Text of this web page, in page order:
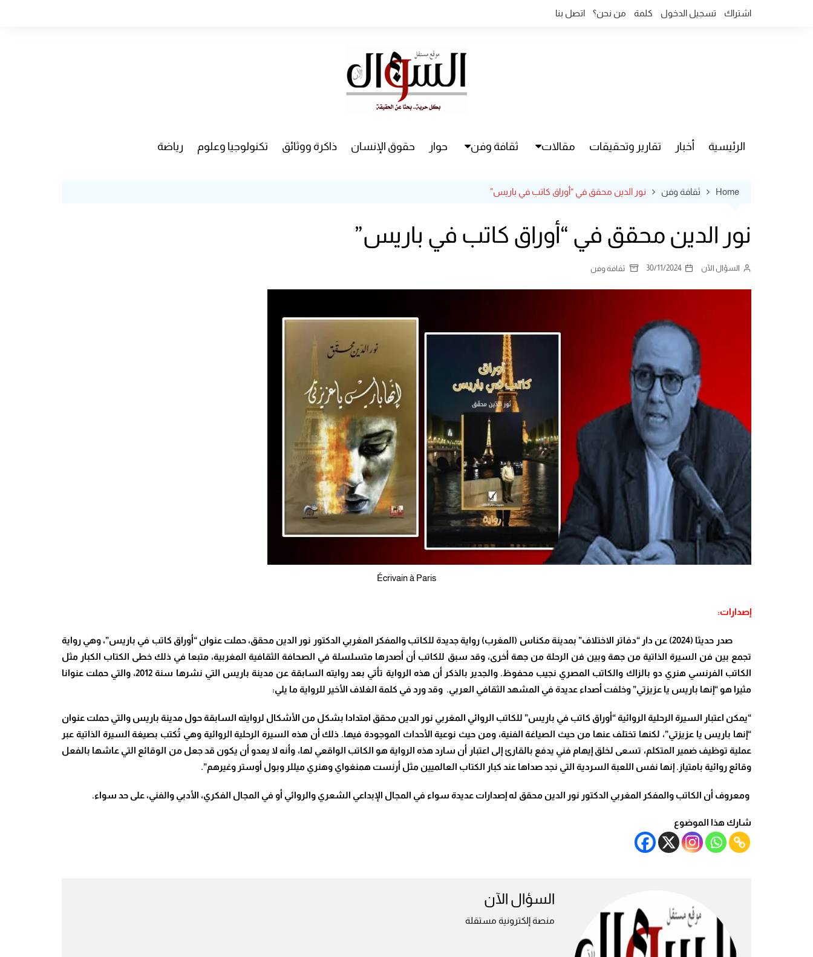
اشتراك تسجيل الدخول كلمة من نحن؟ اتصل بنا
الرئيسية أخبار تقارير وتحقيقات مقالات ثقافة وفن
مسرح
حوار حقوق الإنسان ذاكرة ووثائق تكنولوجيا وعلوم رياضة
Home ثقافة وفن نور الدين محقق في “أوراق كاتب في باريس”
نور الدين محقق في “أوراق كاتب في باريس”
السؤال الآن 30/11/2024 ثقافة وفن
Écrivain à Paris
إصدارات:
صدر حديثا (2024) عن دار “دفاتر الاختلاف” بمدينة مكناس (المغرب) رواية جديدة للكاتب والمفكر المغربي الدكتور نور الدين محقق، حملت عنوان “أوراق كاتب في باريس”، وهي رواية
تجمع بين فن السيرة الذاتية من جهة وبين فن الرحلة من جهة أخرى، وقد سبق للكاتب أن أصدرها متسلسلة في الصحافة الثقافية المغربية، متبعا في ذلك خطى الكتاب الكبار مثل
الكاتب الفرنسي هنري دو بالزاك والكاتب المصري نجيب محفوظ. والجدير بالذكر أن هذه الرواية تأتي بعد روايته السابقة عن مدينة باريس التي نشرها سنة 2012، والتي حملت عنوانا
مثيرا هو “إنها باريس يا عزيزتي” وخلفت أصداء عديدة في المشهد الثقافي العربي. وقد ورد في كلمة الغلاف الأخير للرواية ما يلي:
“يمكن اعتبار السيرة الرحلية الروائية “أوراق كاتب في باريس” للكاتب الروائي المغربي نور الدين محقق امتدادا بشكل من الأشكال لروايته السابقة حول مدينة باريس والتي حملت عنوان
“إنها باريس يا عزيزتي”، لكنها تختلف عنها من حيث الصياغة الفنية، ومن حيث نوعية الأحداث الموجودة فيها. ذلك أن هذه السيرة الرحلية الروائية وهي تُكتب بصيغة السيرة الذاتية عبر
عملية توظيف ضمير المتكلم، تسعى لخلق إيهام فني يدفع بالقارئ إلى اعتبار أن سارد هذه الرواية هو الكاتب الواقعي لها، وأنه لا يعدو أن يكون قد جعل من الوقائع التي عاشها بالفعل
وقائع روائية بامتياز. إنها نفس اللعبة السردية التي نجد صداها عند كبار الكتاب العالميين مثل أرنست همنغواي وهنري ميللر وبول أوستر وغيرهم”.
ومعروف أن الكاتب والمفكر المغربي الدكتور نور الدين محقق له إصدارات عديدة سواء في المجال الإبداعي الشعري والروائي أو في المجال الفكري، الأدبي والفني، على حد سواء.
شارك هذا الموضوع
السؤال الآن
منصة إلكترونية مستقلة